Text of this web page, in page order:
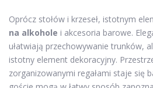
Oprócz stołów i krzeseł, istotnym
na alkohole i akcesoria barowe.
ułatwiają przechowywanie trunków,
istotny element dekoracyjny.
zorganizowanymi regałami staje się